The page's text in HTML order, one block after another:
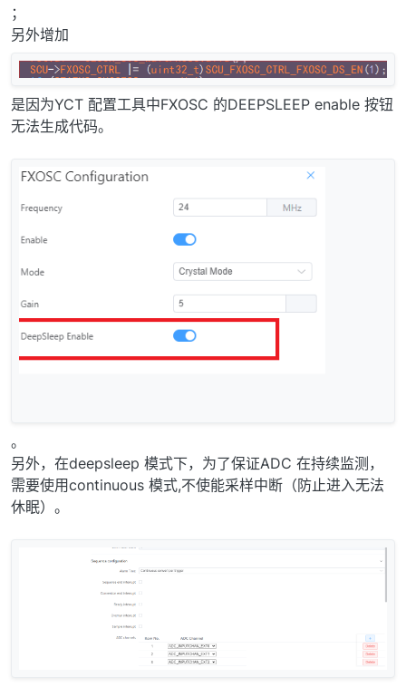
；
另外增加
是因为YCT 配置工具中FXOSC 的DEEPSLEEP enable 按钮
无法生成代码。
。
另外，在deepsleep 模式下，为了保证ADC 在持续监测，
需要使用continuous 模式,不使能采样中断（防止进入无法
休眠）。